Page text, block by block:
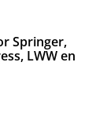
Springer,
LWW en